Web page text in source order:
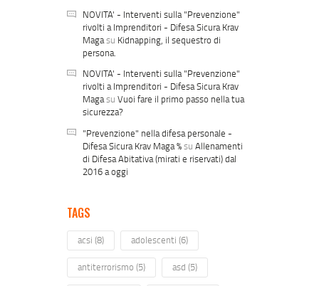
NOVITA' - Interventi sulla "Prevenzione"
rivolti a Imprenditori - Difesa Sicura Krav
Magasu Kidnapping, il sequestro di
persona.
NOVITA' - Interventi sulla "Prevenzione"
rivolti a Imprenditori - Difesa Sicura Krav
MagasuVuoi fare il primo passo nella tua
sicurezza?
"Prevenzione" nella difesa personale -
Difesa Sicura Krav Maga %suAllenamenti
di Difesa Abitativa (mirati e riservati) dal
2016 a oggi
TAGS
acsi (8) adolescenti (6)
antiterrorismo (5) asd (5)